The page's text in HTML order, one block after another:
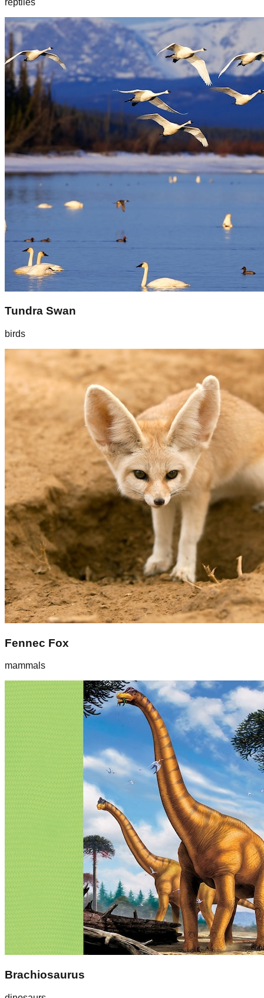
Tundra Swan
birds
Fennec Fox
mammals
Brachiosaurus